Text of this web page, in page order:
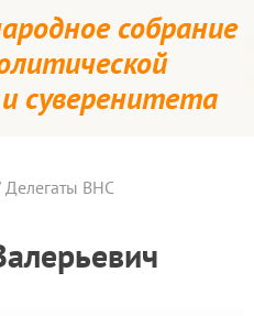
собрание
суверенитета
Делегаты ВНС